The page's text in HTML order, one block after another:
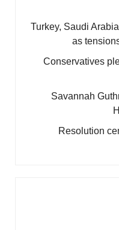
Turkey, Saudi
as
Conservatives
Savannah
Resolution